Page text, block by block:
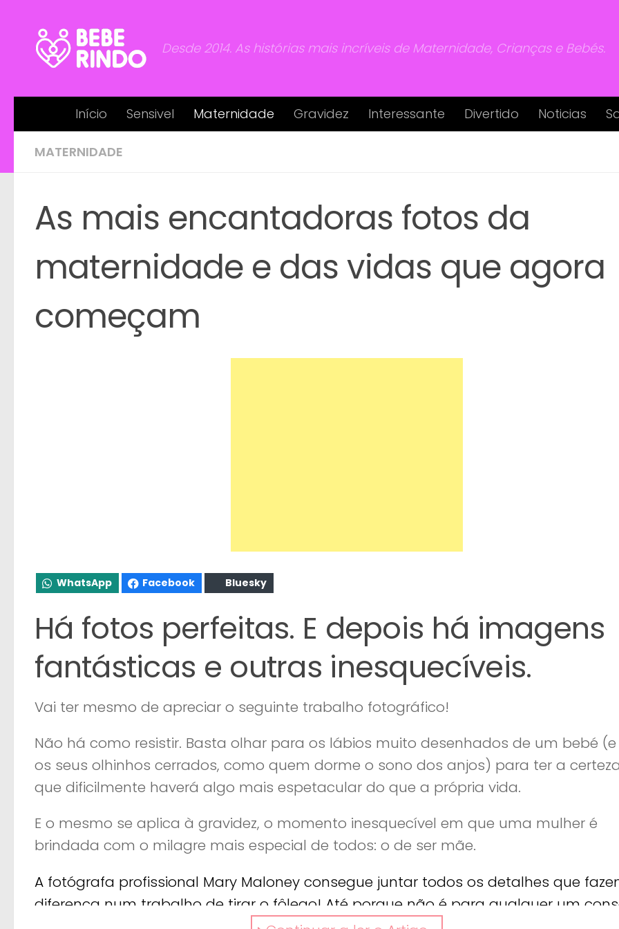
Desde 2014. As histórias mais incríveis de Maternidade, Crianças e Bebés.
Início Sensivel Maternidade Gravidez Interessante Divertido Noticias
MATERNIDADE
As mais encantadoras fotos da
maternidade e das vidas que agora
começam
WhatsApp Facebook Bluesky
Há fotos perfeitas. E depois há imagens
fantásticas e outras inesquecíveis.
Vai ter mesmo de apreciar o seguinte trabalho fotográfico!
Não há como resistir. Basta olhar para os lábios muito desenhados de um bebé
os seus olhinhos cerrados, como quem dorme o sono dos anjos) para ter a
que dificilmente haverá algo mais espetacular do que a própria vida.
E o mesmo se aplica à gravidez, o momento inesquecível em que uma mulher é
brindada com o milagre mais especial de todos: o de ser mãe.
A fotógrafa profissional Mary Maloney consegue juntar todos os detalhes que
diferença num trabalho de tirar o fôlego! Até porque não é para qualquer um